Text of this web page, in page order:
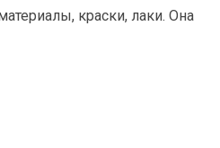
краски, лаки. Она